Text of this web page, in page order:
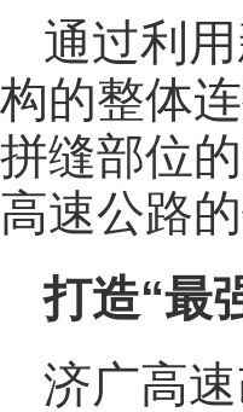
通过利
构的整体
拼缝部位
高速公路
打造“最
济广高